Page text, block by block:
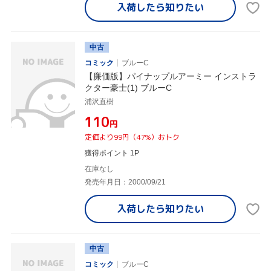
入荷したら知りたい
中古
コミック
ブルーC
【廉価版】パイナップルアーミー インストラ
クター豪士(1) ブルーC
浦沢直樹
¥110円
定価より99円（47%）おトク
獲得ポイント 1P
在庫なし
発売年月日：2000/09/21
入荷したら知りたい
中古
コミック
ブルーC